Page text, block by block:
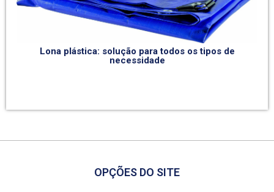
Lona plástica: solução para todos os tipos de
necessidade
OPÇÕES DO SITE